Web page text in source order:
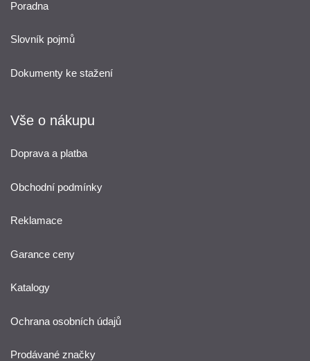
Poradna
Slovník pojmů
Dokumenty ke stažení
Vše o nákupu
Doprava a platba
Obchodní podmínky
Reklamace
Garance ceny
Katalogy
Ochrana osobních údajů
Prodávané značky